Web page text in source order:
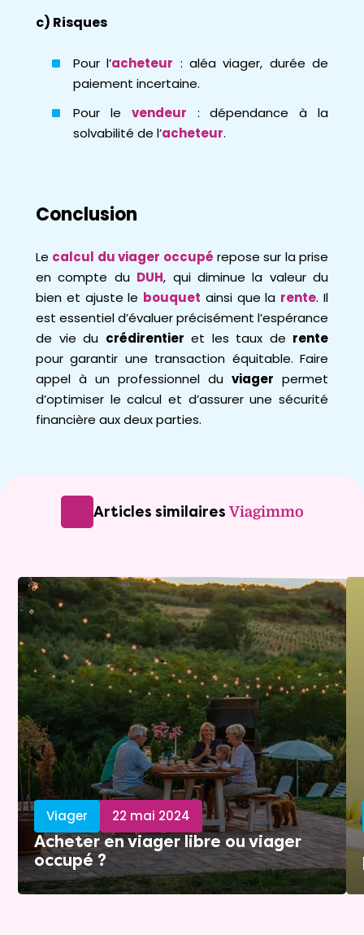
c) Risques
Pour l’acheteur : aléa viager, durée de
paiement incertaine.
Pour le vendeur
: dépendance à la
solvabilité de l’acheteur.
Conclusion
Le calcul du viager occupé repose sur la prise
en compte du DUH, qui diminue la valeur du
bien et ajuste le bouquet ainsi que la rente. Il
est essentiel d’évaluer précisément l’espérance
de vie du crédirentier et les taux de rente
pour garantir une transaction équitable. Faire
appel à un professionnel du viager permet
d’optimiser le calcul et d’assurer une sécurité
financière aux deux parties.
Articles similairesViagimmo
Viager 22 mai 2024
Acheter en viager libre ou viager
occupé ?